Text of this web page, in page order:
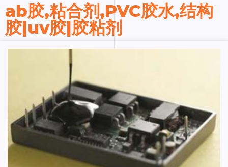
ab胶,粘合剂,PVC胶水,结构
胶|uv胶|胶粘剂